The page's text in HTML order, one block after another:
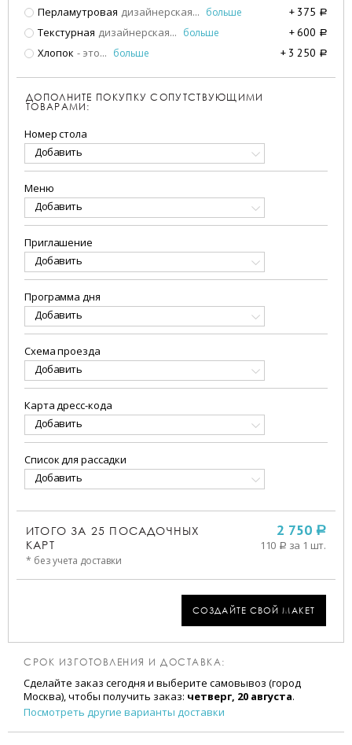
Перламутровая дизайнерская... больше + 375 a
Текстурная дизайнерская... больше + 600 a
Хлопок - это... больше + 3 250 a
ДОПОЛНИТЕ ПОКУПКУ СОПУТСТВУЮЩИМИ
ТОВАРАМИ:
Номер стола
Добавить
Меню
Добавить
Приглашение
Добавить
Программа дня
Добавить
Схема проезда
Добавить
Карта дресс-кода
Добавить
Список для рассадки
Добавить
ИТОГО ЗА 25 ПОСАДОЧНЫХ
КАРТ
* без учета доставки
2 750 a
110 a за 1 шт.
СОЗДАЙТЕ СВОЙ МАКЕТ
СРОК ИЗГОТОВЛЕНИЯ И ДОСТАВКА:
Сделайте заказ сегодня и выберите самовывоз (город
Москва), чтобы получить заказ: четверг, 20 августа.
Посмотреть другие варианты доставки